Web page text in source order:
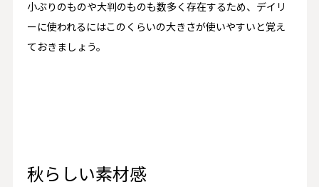
小ぶりのものや大判のものも数多く存在するため、デイリ
ーに使われるにはこのくらいの大きさが使いやすいと覚え
ておきましょう。
秋らしい素材感